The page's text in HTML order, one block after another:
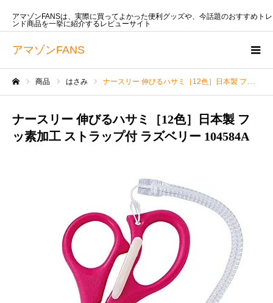
アマゾンFANS
アマゾンFANSは、実際に買ってよかった便利グッズや、今話題のおすすめトレ
ンド商品を一挙に紹介するレビューサイト
商品 はさみ ナースリー 伸びるハサミ［12色］日本製 フッ素加工 ストラップ付 ラズベリー 104584A
ナースリー 伸びるハサミ［12色］日本製 フ
ッ素加工 ストラップ付 ラズベリー 104584A